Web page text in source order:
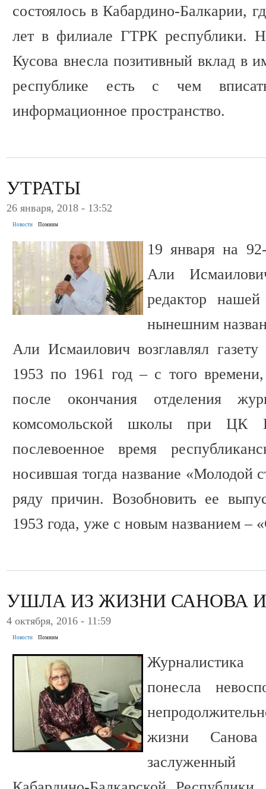
состоялось в Кабардино-Балкарии,
лет в филиале ГТРК республики.
Кусова внесла позитивный вклад в
республике есть с чем
информационное пространство.
УТРАТЫ
26 января, 2018 - 13:52
Новости Помним
19 января на
Али
редактор
нынешним
Али Исмаилович возглавлял
1953 по 1961 год – с того
после окончания отделения
комсомольской школы при
послевоенное время
носившая тогда название «Молодой
ряду причин. Возобновить ее
1953 года, уже с новым названием –
УШЛА ИЗ ЖИЗНИ САНОВА
4 октября, 2016 - 11:59
Новости Помним
понесла
жизни